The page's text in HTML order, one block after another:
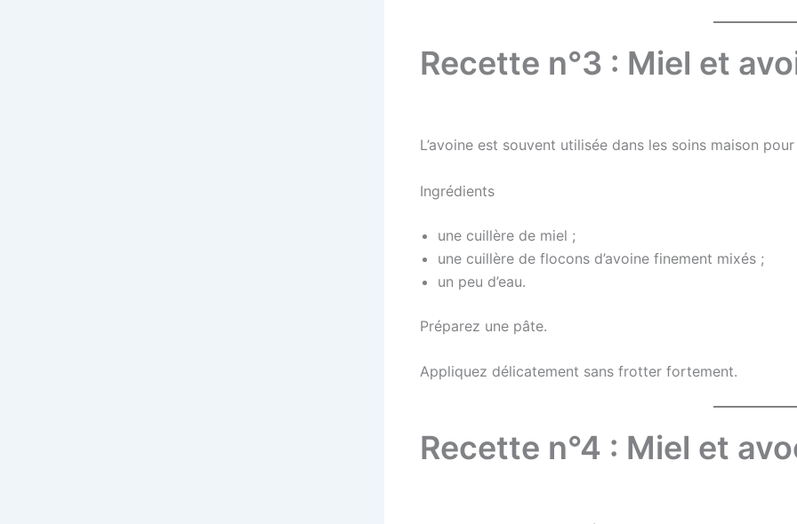
Recette n°3 : Miel et
L’avoine est souvent utilisée dans les soins maison
Ingrédients
une cuillère de miel ;
une cuillère de flocons d’avoine finement mixés ;
un peu d’eau.
Préparez une pâte.
Appliquez délicatement sans frotter fortement.
Recette n°4 : Miel et